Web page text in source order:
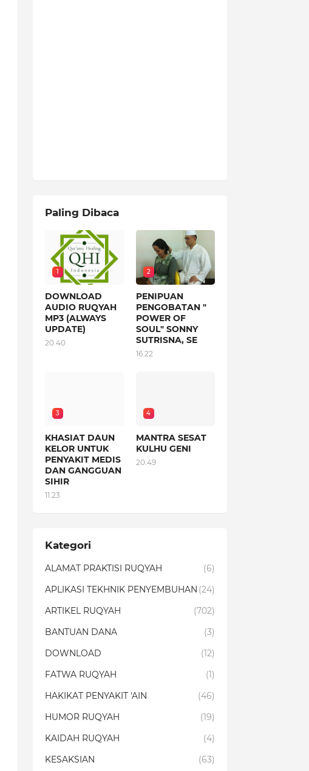
Paling Dibaca
1
DOWNLOAD
AUDIO RUQYAH
MP3 (ALWAYS
UPDATE)
20.40
2
PENIPUAN
PENGOBATAN "
POWER OF
SOUL" SONNY
SUTRISNA, SE
16.22
3
KHASIAT DAUN
KELOR UNTUK
PENYAKIT MEDIS
DAN GANGGUAN
SIHIR
11.23
4
MANTRA SESAT
KULHU GENI
20.49
Kategori
ALAMAT PRAKTISI RUQYAH
(6)
APLIKASI TEKHNIK PENYEMBUHAN (24)
ARTIKEL RUQYAH
(702)
BANTUAN DANA
(3)
DOWNLOAD
(12)
FATWA RUQYAH
(1)
HAKIKAT PENYAKIT 'AIN
(46)
HUMOR RUQYAH
(19)
KAIDAH RUQYAH
(4)
KESAKSIAN
(63)